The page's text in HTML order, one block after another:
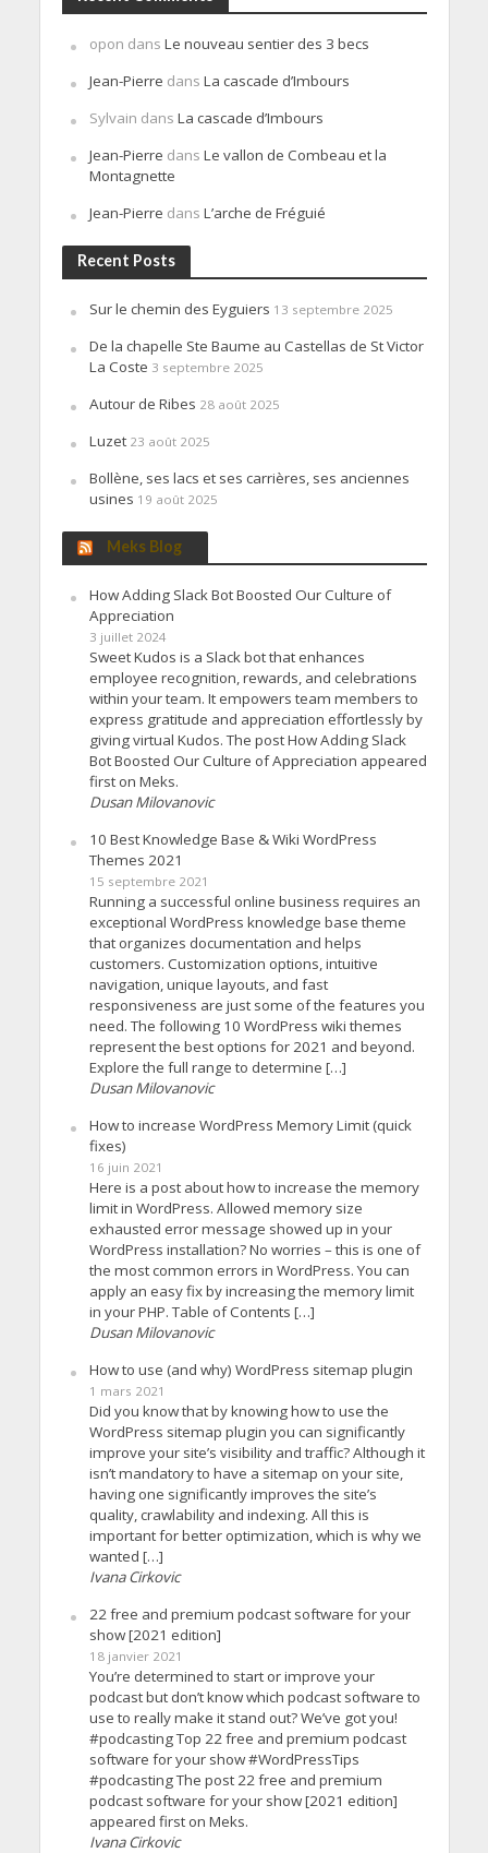
opon dans Le nouveau sentier des 3 becs
Jean-Pierre dans La cascade d’Imbours
Sylvain dans La cascade d’Imbours
Jean-Pierre dans Le vallon de Combeau et la
Montagnette
Jean-Pierre dans L’arche de Fréguié
Recent Posts
Sur le chemin des Eyguiers 13 septembre 2025
De la chapelle Ste Baume au Castellas de St Victor
La Coste 3 septembre 2025
Autour de Ribes 28 août 2025
Luzet 23 août 2025
Bollène, ses lacs et ses carrières, ses anciennes
usines 19 août 2025
Meks Blog
How Adding Slack Bot Boosted Our Culture of
Appreciation
3 juillet 2024
Sweet Kudos is a Slack bot that enhances
employee recognition, rewards, and celebrations
within your team. It empowers team members to
express gratitude and appreciation effortlessly by
giving virtual Kudos. The post How Adding Slack
Bot Boosted Our Culture of Appreciation appeared
first on Meks.
Dusan Milovanovic
10 Best Knowledge Base & Wiki WordPress
Themes 2021
15 septembre 2021
Running a successful online business requires an
exceptional WordPress knowledge base theme
that organizes documentation and helps
customers. Customization options, intuitive
navigation, unique layouts, and fast
responsiveness are just some of the features you
need. The following 10 WordPress wiki themes
represent the best options for 2021 and beyond.
Explore the full range to determine […]
Dusan Milovanovic
How to increase WordPress Memory Limit (quick
fixes)
16 juin 2021
Here is a post about how to increase the memory
limit in WordPress. Allowed memory size
exhausted error message showed up in your
WordPress installation? No worries – this is one of
the most common errors in WordPress. You can
apply an easy fix by increasing the memory limit
in your PHP. Table of Contents […]
Dusan Milovanovic
How to use (and why) WordPress sitemap plugin
1 mars 2021
Did you know that by knowing how to use the
WordPress sitemap plugin you can significantly
improve your site’s visibility and traffic? Although it
isn’t mandatory to have a sitemap on your site,
having one significantly improves the site’s
quality, crawlability and indexing. All this is
important for better optimization, which is why we
wanted […]
Ivana Cirkovic
22 free and premium podcast software for your
show [2021 edition]
18 janvier 2021
You’re determined to start or improve your
podcast but don’t know which podcast software to
use to really make it stand out? We’ve got you!
#podcasting Top 22 free and premium podcast
software for your show #WordPressTips
#podcasting The post 22 free and premium
podcast software for your show [2021 edition]
appeared first on Meks.
Ivana Cirkovic